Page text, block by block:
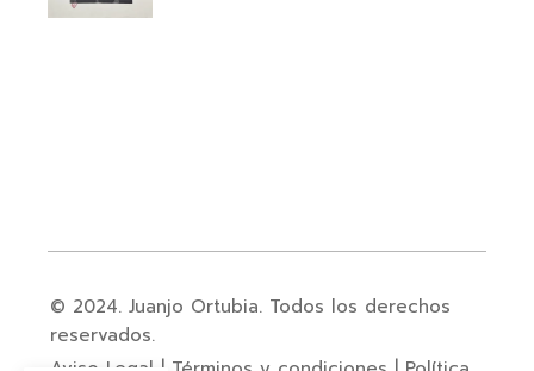
© 2024. Juanjo Ortubia. Todos los derechos
reservados.